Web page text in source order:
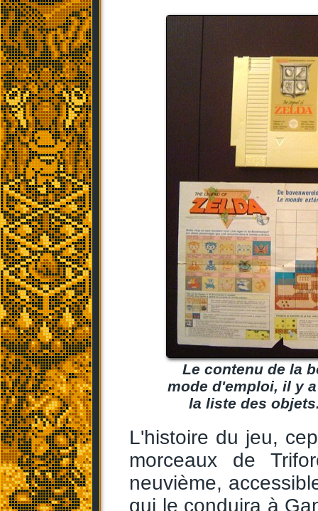
Le contenu de la
mode d'emploi, il y
la liste des
L'histoire du jeu,
morceaux de
neuvième,
qui le conduira à